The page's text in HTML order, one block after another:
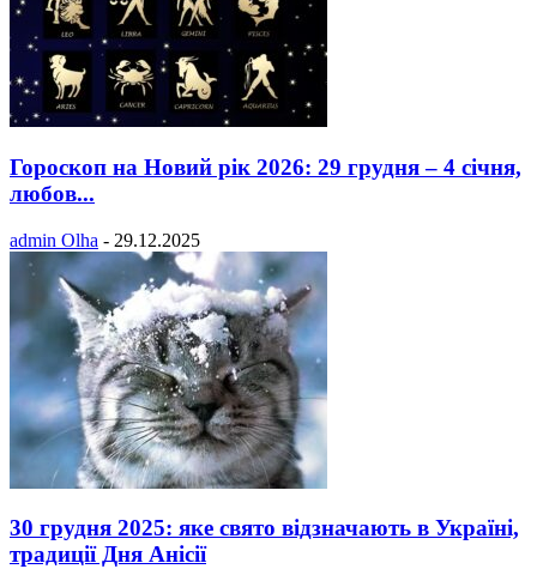
Гороскоп на Новий рік 2026: 29 грудня – 4 січня,
любов...
admin Olha - 29.12.2025
30 грудня 2025: яке свято відзначають в Україні,
традиції Дня Анісії